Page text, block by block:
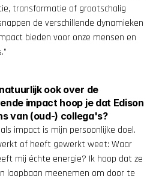
transformatie of grootschalig
de verschillende dynamieken
bieden voor onze mensen en
ook over de
impact hoop je dat Edison
van (oud-) collega's?
impact is mijn persoonlijke doel.
of heeft gewerkt weet: Waar
mij échte energie? Ik hoop dat ze
loopbaan meenemen om door te